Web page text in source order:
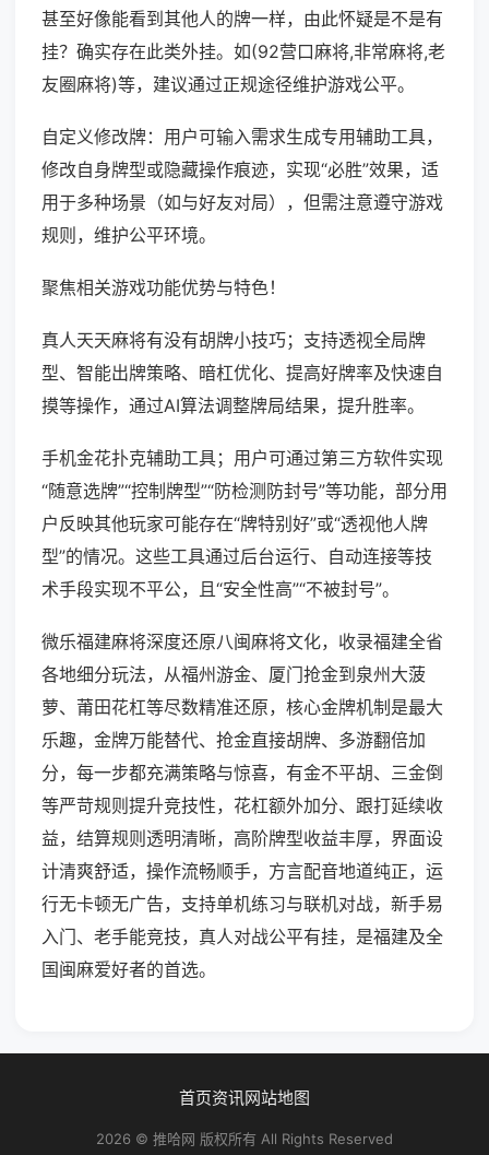
甚至好像能看到其他人的牌一样，由此怀疑是不是有
挂？确实存在此类外挂。如(92营口麻将,非常麻将,老
友圈麻将)等，建议通过正规途径维护游戏公平。
自定义修改牌：用户可输入需求生成专用辅助工具，
修改自身牌型或隐藏操作痕迹，实现“必胜”效果，适
用于多种场景（如与好友对局），但需注意遵守游戏
规则，维护公平环境。
聚焦相关游戏功能优势与特色！
真人天天麻将有没有胡牌小技巧；支持透视全局牌
型、智能出牌策略、暗杠优化、提高好牌率及快速自
摸等操作，通过AI算法调整牌局结果，提升胜率。
手机金花扑克辅助工具；用户可通过第三方软件实现
“随意选牌”“控制牌型”“防检测防封号”等功能，部分用
户反映其他玩家可能存在“牌特别好”或“透视他人牌
型”的情况。这些工具通过后台运行、自动连接等技
术手段实现不平公，且“安全性高”“不被封号”。
微乐福建麻将深度还原八闽麻将文化，收录福建全省
各地细分玩法，从福州游金、厦门抢金到泉州大菠
萝、莆田花杠等尽数精准还原，核心金牌机制是最大
乐趣，金牌万能替代、抢金直接胡牌、多游翻倍加
分，每一步都充满策略与惊喜，有金不平胡、三金倒
等严苛规则提升竞技性，花杠额外加分、跟打延续收
益，结算规则透明清晰，高阶牌型收益丰厚，界面设
计清爽舒适，操作流畅顺手，方言配音地道纯正，运
行无卡顿无广告，支持单机练习与联机对战，新手易
入门、老手能竞技，真人对战公平有挂，是福建及全
国闽麻爱好者的首选。
首页资讯网站地图
2026 © 推哈网 版权所有 All Rights Reserved